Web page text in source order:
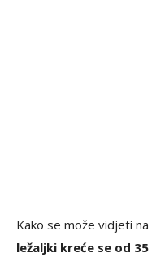
Kako se može vidjeti
ležaljki kreće se od